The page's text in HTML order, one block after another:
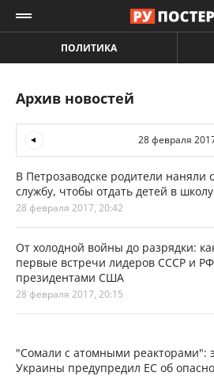
ПОЛИТИКА
Архив новостей
28 февраля
В Петрозаводске родители наняли
службу, чтобы отдать детей в школу
28 февраля 2017, 20:42
От холодной войны до разрядки:
первые встречи лидеров СССР и
президентами США
28 февраля 2017, 20:15
"Сомали с атомными реакторами":
Украины предупредил ЕС об